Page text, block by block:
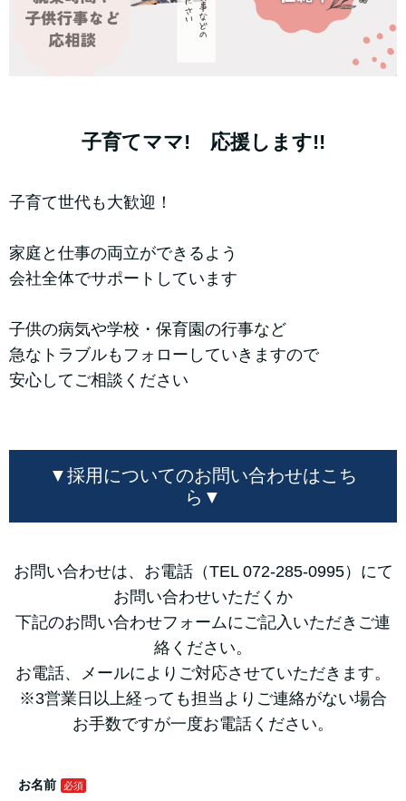
子育てママ! 応援します!!
子育て世代も大歓迎！
家庭と仕事の両立ができるよう
会社全体でサポートしています
子供の病気や学校・保育園の行事など
急なトラブルもフォローしていきますので
安心してご相談ください
▼採用についてのお問い合わせはこち
ら▼
お問い合わせは、お電話（TEL 072-285-0995）にて
お問い合わせいただくか
下記のお問い合わせフォームにご記入いただきご連
絡ください。
お電話、メールによりご対応させていただきます。
※3営業日以上経っても担当よりご連絡がない場合
お手数ですが一度お電話ください。
お名前